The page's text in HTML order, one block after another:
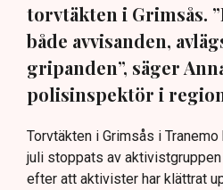
torvtäkten i Grimsås.
både avvisanden,
gripanden”, säger
polisinspektör i
Torvtäkten i Grimsås i
juli stoppats av
efter att aktivister har klättrat